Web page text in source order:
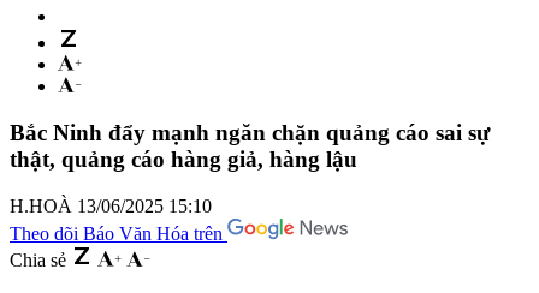
Bắc Ninh đẩy mạnh ngăn chặn quảng cáo sai sự
thật, quảng cáo hàng giả, hàng lậu
H.HOÀ 13/06/2025 15:10
Theo dõi Báo Văn Hóa trên
Chia sẻ